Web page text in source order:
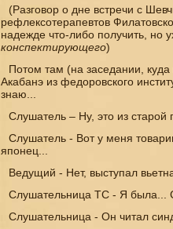
(Разговор о дне встречи с
рефлексотерапевтов
надежде что-либо получить, но
конспектирующего)
Потом там (на заседании,
Акабанэ из федоровского
знаю...
Слушатель – Ну, это из старой
Слушатель - Вот у меня
японец...
Ведущий - Нет, выступал
Слушательница ТС - Я была... С
Слушательница - Он читал